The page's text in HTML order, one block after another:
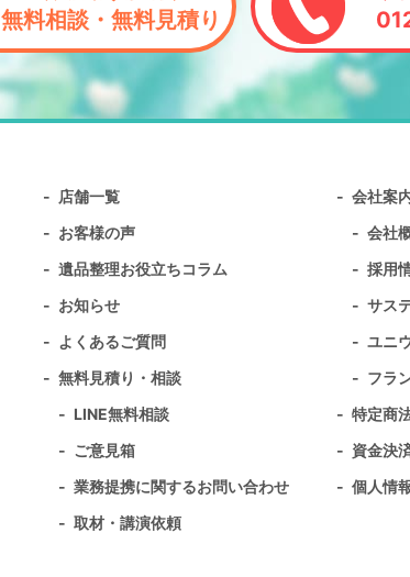
無料相談・無料見積り
店舗一覧
お客様の声
遺品整理お役立ちコラム
お知らせ
よくあるご質問
無料⾒積り・相談
LINE無料相談
ご意見箱
業務提携に関するお問い合わせ
取材・講演依頼
会社案
会社
採用
サス
ユニ
フラ
特定商
資金決
個人情